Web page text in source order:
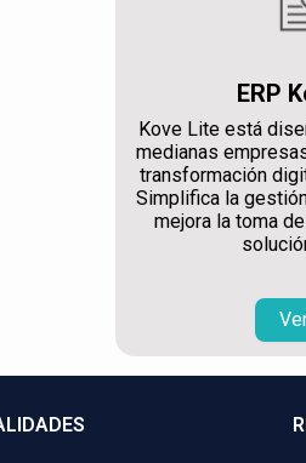
ERP
Kove Lite está
medianas
transformación
Simplifica la
mejora la toma